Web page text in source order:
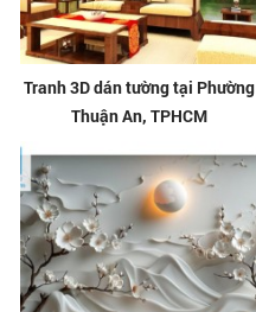
Tranh 3D dán tường tại Phường
Thuận An, TPHCM